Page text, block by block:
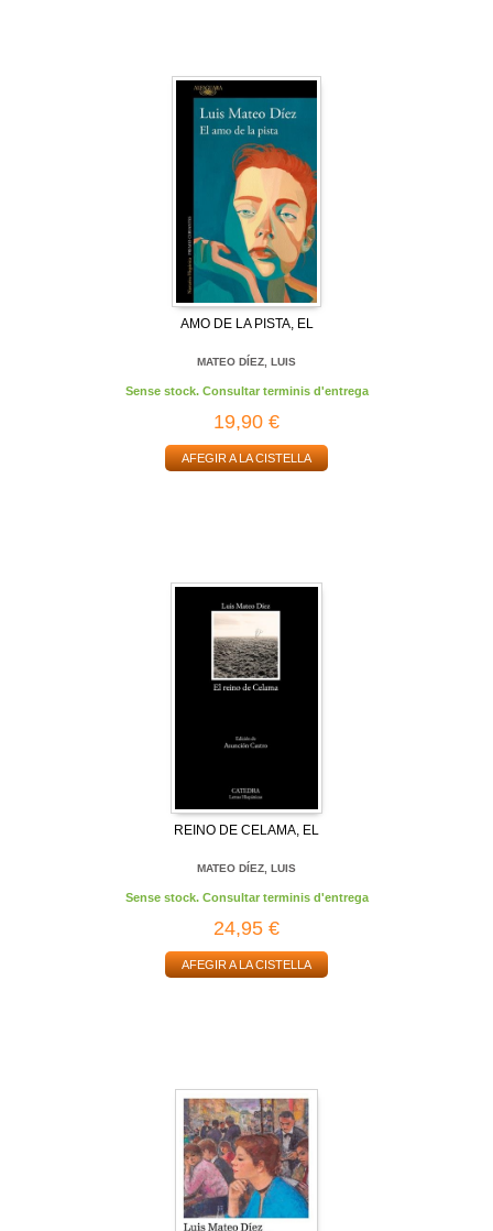
AMO DE LA PISTA, EL
MATEO DÍEZ, LUIS
Sense stock. Consultar terminis d'entrega
19,90 €
AFEGIR A LA CISTELLA
REINO DE CELAMA, EL
MATEO DÍEZ, LUIS
Sense stock. Consultar terminis d'entrega
24,95 €
AFEGIR A LA CISTELLA